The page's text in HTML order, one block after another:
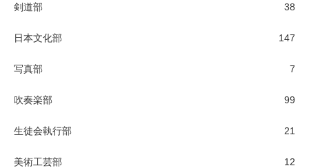
剣道部 38
日本文化部 147
写真部 7
吹奏楽部 99
生徒会執行部 21
美術工芸部 12